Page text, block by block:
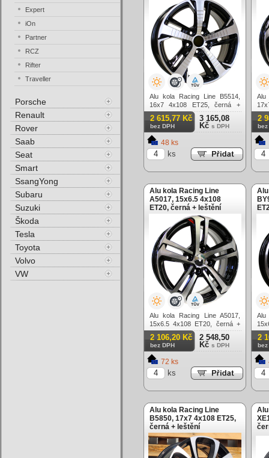
Alu kola Racing Line B5514,
16x7 4x108 ET25, černá +
leštění
2 615,77 Kč
bez DPH
3 165,08
Kč s DPH
48 ks
ks
Alu
2
bez
Alu kola Racing Line
A5017, 15x6.5 4x108
ET20, černá + leštění
Alu kola Racing Line A5017,
15x6.5 4x108 ET20, černá +
leštění
2 106,20 Kč
bez DPH
2 548,50
Kč s DPH
72 ks
ks
Alu
2
bez
Alu kola Racing Line
B5850, 17x7 4x108 ET25,
černá + leštění
Expert
iOn
Partner
RCZ
Rifter
Traveller
Porsche
Renault
Rover
Saab
Seat
Smart
SsangYong
Subaru
Suzuki
Škoda
Tesla
Toyota
Volvo
VW